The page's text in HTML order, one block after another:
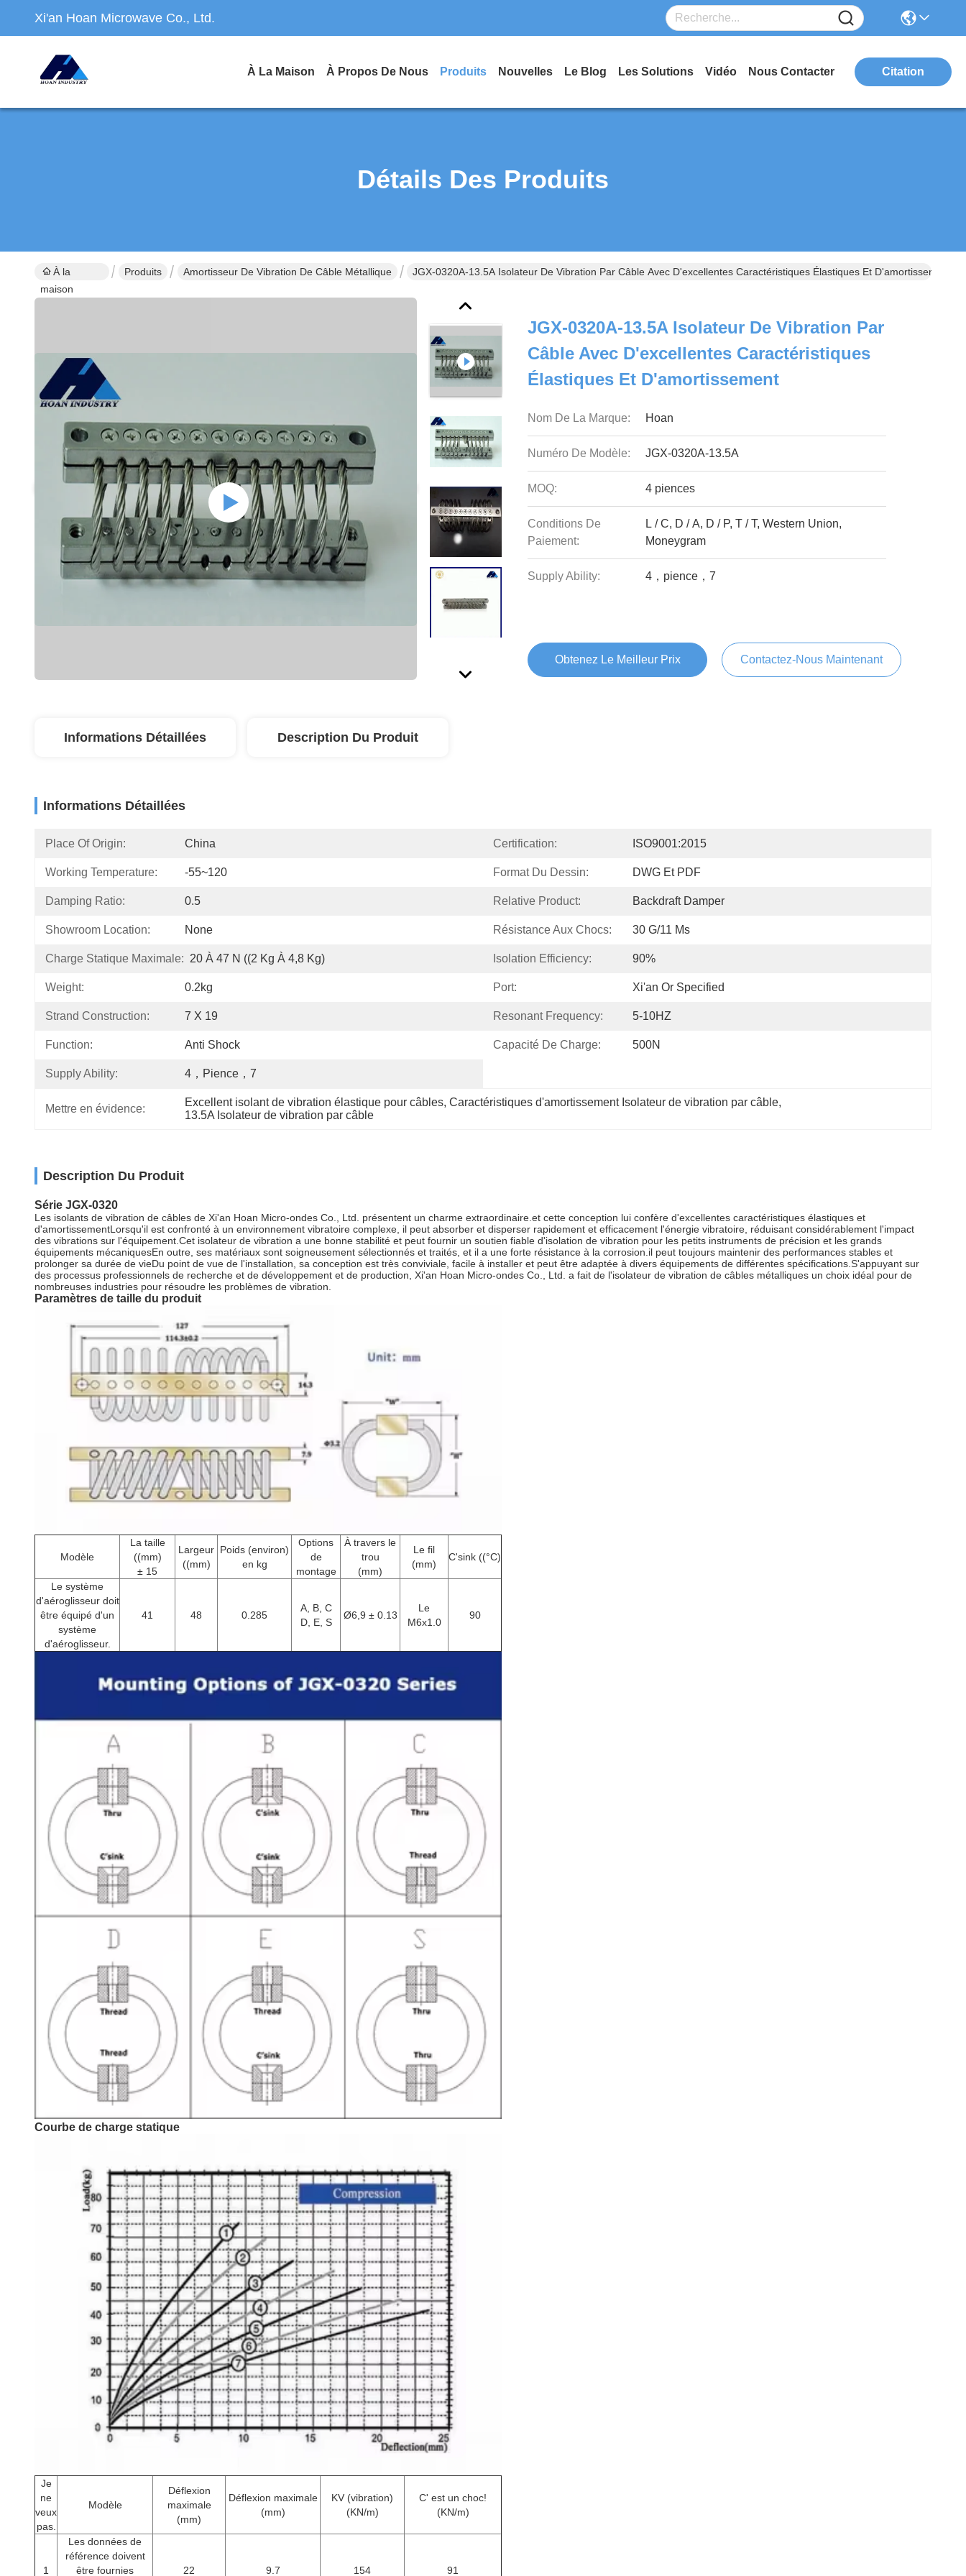
Xi'an Hoan Microwave Co., Ltd.
À La Maison À Propos De Nous Produits Nouvelles Le Blog Les Solutions Vidéo Nous Contacter Citation
Détails Des Produits
À la
maison
Produits Amortisseur De Vibration De Câble Métallique JGX-0320A-13.5A Isolateur De Vibration Par Câble Avec D'excellentes Caractéristiques Élastiques Et D'amortissement
JGX-0320A-13.5A Isolateur De Vibration Par
Câble Avec D'excellentes Caractéristiques
Élastiques Et D'amortissement
Nom De La Marque: Hoan
Numéro De Modèle: JGX-0320A-13.5A
MOQ: 4 piences
Conditions De
Paiement:
L / C, D / A, D / P, T / T, Western Union,
Moneygram
Supply Ability: 4，pience，7
Obtenez Le Meilleur Prix Contactez-Nous Maintenant
Informations Détaillées Description Du Produit
Informations Détaillées
Place Of Origin: China Certification: ISO9001:2015
Working Temperature: -55~120 Format Du Dessin: DWG Et PDF
Damping Ratio: 0.5 Relative Product: Backdraft Damper
Showroom Location: None Résistance Aux Chocs: 30 G/11 Ms
Charge Statique Maximale: 20 À 47 N ((2 Kg À 4,8 Kg) Isolation Efficiency: 90%
Weight: 0.2kg Port: Xi'an Or Specified
Strand Construction: 7 X 19 Resonant Frequency: 5-10HZ
Function: Anti Shock Capacité De Charge: 500N
Supply Ability: 4，pience，7
Mettre en évidence:
Excellent isolant de vibration élastique pour câbles, Caractéristiques d'amortissement Isolateur de vibration par câble,
13.5A Isolateur de vibration par câble
Description Du Produit
Série JGX-0320
Les isolants de vibration de câbles de Xi'an Hoan Micro-ondes Co., Ltd. présentent un charme extraordinaire.et cette conception lui confère d'excellentes caractéristiques élastiques et
d'amortissementLorsqu'il est confronté à un environnement vibratoire complexe, il peut absorber et disperser rapidement et efficacement l'énergie vibratoire, réduisant considérablement l'impact
des vibrations sur l'équipement.Cet isolateur de vibration a une bonne stabilité et peut fournir un soutien fiable d'isolation de vibration pour les petits instruments de précision et les grands
équipements mécaniquesEn outre, ses matériaux sont soigneusement sélectionnés et traités, et il a une forte résistance à la corrosion.il peut toujours maintenir des performances stables et
prolonger sa durée de vieDu point de vue de l'installation, sa conception est très conviviale, facile à installer et peut être adaptée à divers équipements de différentes spécifications.S'appuyant sur
des processus professionnels de recherche et de développement et de production, Xi'an Hoan Micro-ondes Co., Ltd. a fait de l'isolateur de vibration de câbles métalliques un choix idéal pour de
nombreuses industries pour résoudre les problèmes de vibration.
Paramètres de taille du produit
Modèle
La taille
((mm)
± 15
Largeur
((mm)
Poids (environ)
en kg
Options
de
montage
À travers le
trou
(mm)
Le fil
(mm)
C'sink ((°C)
Le système
d'aéroglisseur doit
être équipé d'un
système
d'aéroglisseur.
41 48 0.285
A, B, C
D, E, S
Ø6,9 ± 0.13
Le
M6x1.0
90
Courbe de charge statique
Je
ne
veux
pas.
Modèle
Déflexion
maximale
(mm)
Déflexion maximale
(mm)
KV (vibration)
(KN/m)
C' est un choc!
(KN/m)
1
Les données de
référence doivent
être fournies
22 9.7 154 91